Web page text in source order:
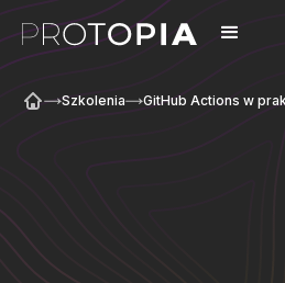
Szkolenia GitHub Actions w